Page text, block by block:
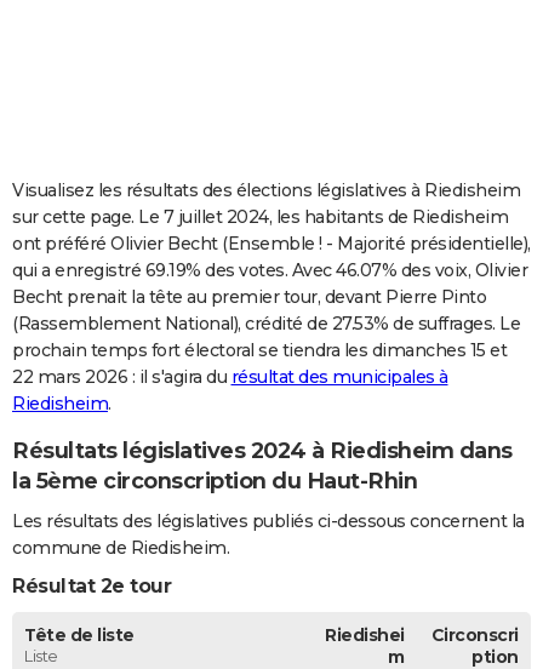
Carte de Noël
Carte Bonne année
Carte Saint-Valentin
Carte Pâques
Carte d'anniversaire
DICTIONNAIRE
Dictionnaire
Biographies
Citations
Expressions
Proverbes
PROGRAMME TV
COPAINS D'AVANT
S'inscrire
Se connecter
Lycées
Collèges
Primaires
Universités
Entreprises
Service militaire
Avis de recherche
AVIS DE DÉCÈS
Visualisez les résultats des élections législatives à Riedisheim
sur cette page. Le 7 juillet 2024, les habitants de Riedisheim
ont préféré Olivier Becht (Ensemble ! - Majorité présidentielle),
qui a enregistré 69.19% des votes. Avec 46.07% des voix, Olivier
Becht prenait la tête au premier tour, devant Pierre Pinto
(Rassemblement National), crédité de 27.53% de suffrages. Le
prochain temps fort électoral se tiendra les dimanches 15 et
22 mars 2026 : il s'agira du résultat des municipales à
Riedisheim.
Résultats législatives 2024 à Riedisheim dans
la 5ème circonscription du Haut-Rhin
Les résultats des législatives publiés ci-dessous concernent la
commune de Riedisheim.
Résultat 2e tour
Tête de liste
Liste
Riedishei
m
Circonscri
ption